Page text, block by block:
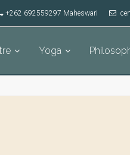
+262 692559297 Maheswari
Yoga